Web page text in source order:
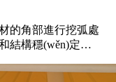
的角部進行挖弧處
構穩(wěn)定
設計要求，保證處理